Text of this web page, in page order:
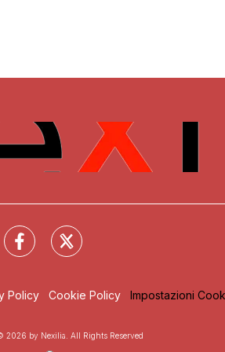
Policy Cookie Policy Impostazioni
2026 by Nexilia. All Rights Reserved